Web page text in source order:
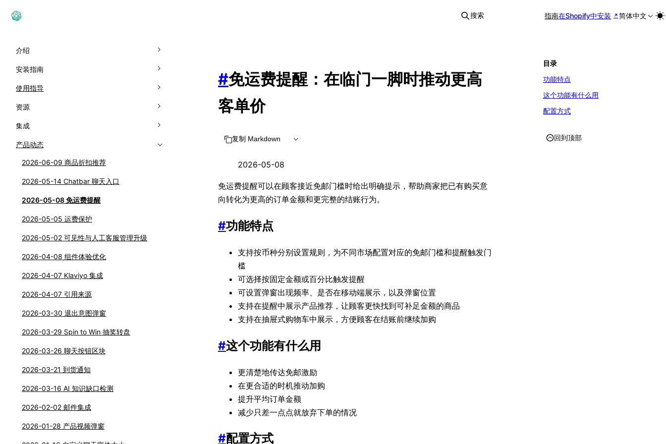
搜索 指南在Shopify中安装 简体中文
介绍
HeiChat简介
价格方案
安装指南
如何安装HeiChat
使用指导
HeiChat 概览
设置配置
基础设置
组件设置
高级设置
商品折扣推荐
已学习商品
知识库
AI 模型
集成设置
会话管理
全部会话
人工接管
已归档会话
邮件记录
工单管理
支持工单
补货通知
营销组件
幸运转盘
退出挽留弹窗
潜在客户
套餐与附加项
套餐价格
附加项
资源
10个问题挑战
集成
Email 发送集成
WhatsApp 集成
Klaviyo 集成
Webhook 自动化
产品动态
2026-06-09 商品折扣推荐
2026-05-14 Chatbar 聊天入口
2026-05-08 免运费提醒
2026-05-05 运费保护
2026-05-02 可见性与人工客服管理升级
2026-04-08 组件体验优化
2026-04-07 Klaviyo 集成
2026-04-07 引用来源
2026-03-30 退出意图弹窗
2026-03-29 Spin to Win 抽奖转盘
2026-03-26 聊天按钮区块
2026-03-21 到货通知
2026-03-16 AI 知识缺口检测
2026-02-02 邮件集成
2026-01-28 产品视频弹窗
#免运费提醒：在临门一脚时推动更高
客单价
复制 Markdown
2026-05-08
免运费提醒可以在顾客接近免邮门槛时给出明确提示，帮助商家把已有购买意
向转化为更高的订单金额和更完整的结账行为。
#功能特点
支持按币种分别设置规则，为不同市场配置对应的免邮门槛和提醒触发门
槛
可选择按固定金额或百分比触发提醒
可设置弹窗出现频率、是否在移动端展示，以及弹窗位置
支持在提醒中展示产品推荐，让顾客更快找到可补足金额的商品
支持在抽屉式购物车中展示，方便顾客在结账前继续加购
#这个功能有什么用
更清楚地传达免邮激励
在更合适的时机推动加购
提升平均订单金额
减少只差一点点就放弃下单的情况
#配置方式
目录
功能特点
这个功能有什么用
配置方式
回到顶部